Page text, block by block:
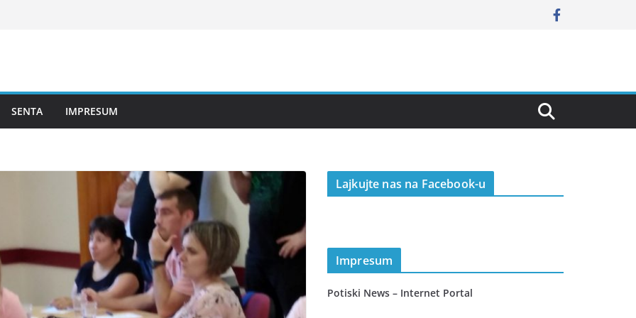
SENTA IMPRESUM
Lajkujte nas na Facebook-u
Impresum
Potiski News – Internet Portal